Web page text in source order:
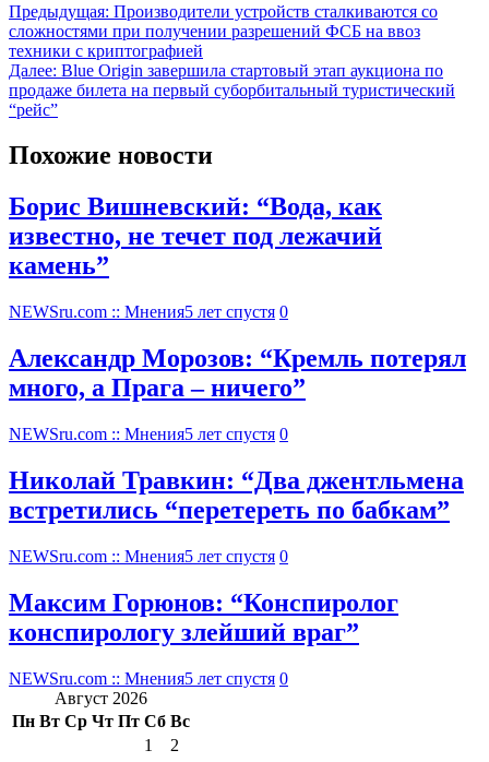
Предыдущая: Производители устройств сталкиваются со
сложностями при получении разрешений ФСБ на ввоз
техники с криптографией
Далее: Blue Origin завершила стартовый этап аукциона по
продаже билета на первый суборбитальный туристический
“рейс”
Похожие новости
Борис Вишневский: “Вода, как
известно, не течет под лежачий
камень”
NEWSru.com :: Мнения5 лет спустя 0
Александр Морозов: “Кремль потерял
много, а Прага – ничего”
NEWSru.com :: Мнения5 лет спустя 0
Николай Травкин: “Два джентльмена
встретились “перетереть по бабкам”
NEWSru.com :: Мнения5 лет спустя 0
Максим Горюнов: “Конспиролог
конспирологу злейший враг”
NEWSru.com :: Мнения5 лет спустя 0
Август 2026
Пн Вт Ср Чт Пт Сб Вс
1
2